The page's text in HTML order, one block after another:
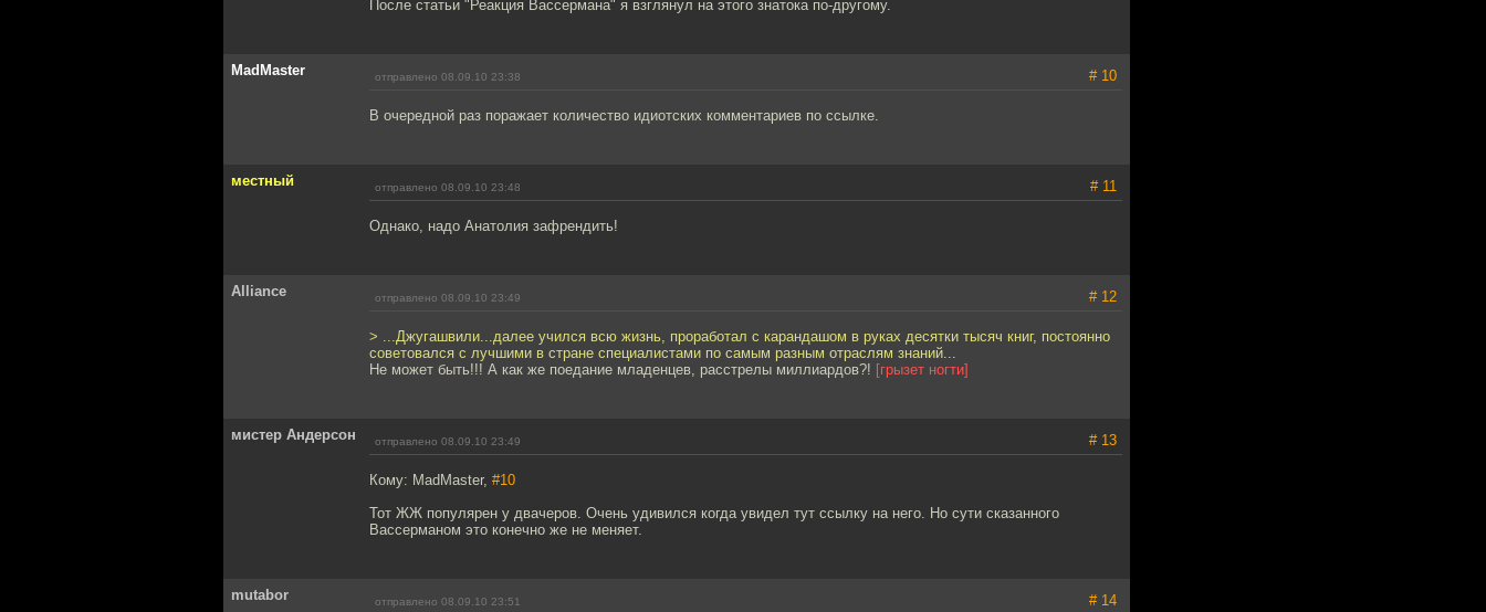
После статьи "Реакция Вассермана" я взглянул на этого знатока по-другому.
MadMaster отправлено 08.09.10 23:38 # 10
В очередной раз поражает количество идиотских комментариев по ссылке.
местный отправлено 08.09.10 23:48 # 11
Однако, надо Анатолия зафрендить!
Alliance отправлено 08.09.10 23:49 # 12
> ...Джугашвили...далее учился всю жизнь, проработал с карандашом в руках десятки тысяч книг, постоянно
советовался с лучшими в стране специалистами по самым разным отраслям знаний...
Не может быть!!! А как же поедание младенцев, расстрелы миллиардов?! [грызет ногти]
мистер Андерсон отправлено 08.09.10 23:49 # 13
Кому: MadMaster, #10
Тот ЖЖ популярен у двачеров. Очень удивился когда увидел тут ссылку на него. Но сути сказанного
Вассерманом это конечно же не меняет.
mutabor отправлено 08.09.10 23:51 # 14